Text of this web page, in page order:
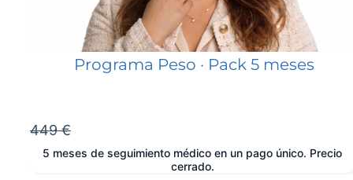
Programa Peso · Pack 5 meses
449 €
5 meses de seguimiento médico en un pago único. Precio
cerrado.